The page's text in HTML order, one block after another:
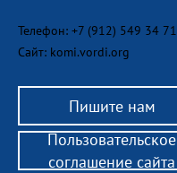
Телефон: +7 (912) 549 34 71
Сайт: komi.vordi.org
Пишите нам
Пользовательское
соглашение сайта